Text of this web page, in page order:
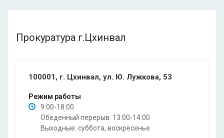
Прокуратура г.Цхинвал
100001, г. Цхинвал, ул. Ю. Лужкова, 53
Режим работы
9:00-18:00
Обеденный перерыв: 13:00-14:00
Выходные: суббота, воскресенье